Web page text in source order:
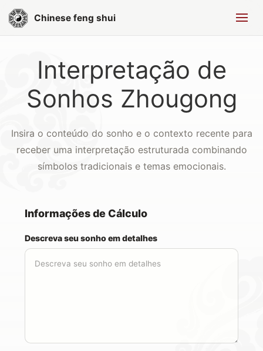
Chinese feng shui
Interpretação de
Sonhos Zhougong
Insira o conteúdo do sonho e o contexto recente para
receber uma interpretação estruturada combinando
símbolos tradicionais e temas emocionais.
Informações de Cálculo
Descreva seu sonho em detalhes